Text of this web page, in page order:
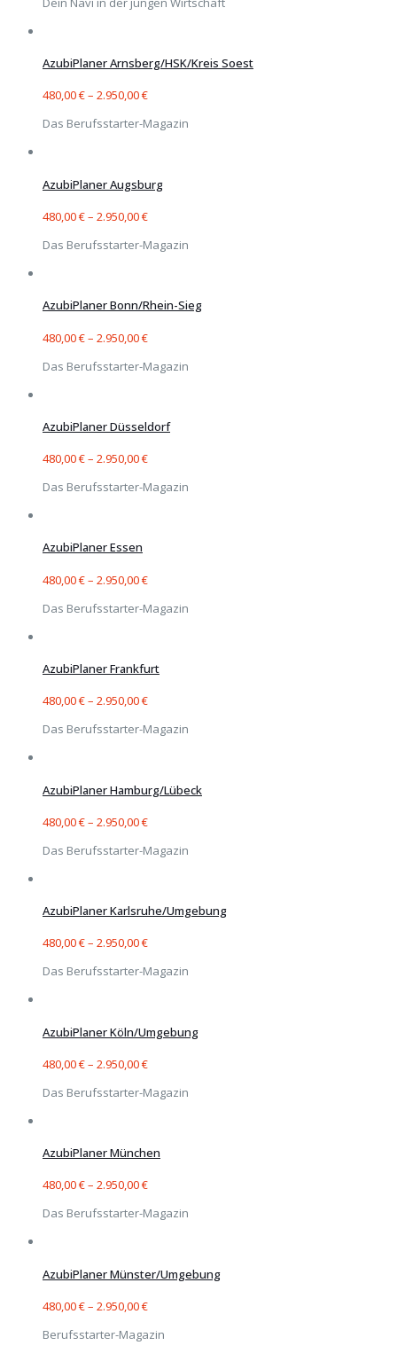
AzubiPlaner Arnsberg/HSK/Kreis Soest
480,00€– 2.950,00€
Das Berufsstarter-Magazin
AzubiPlaner Augsburg
480,00€– 2.950,00€
Das Berufsstarter-Magazin
AzubiPlaner Bonn/Rhein-Sieg
480,00€– 2.950,00€
Das Berufsstarter-Magazin
AzubiPlaner Düsseldorf
480,00€– 2.950,00€
Das Berufsstarter-Magazin
AzubiPlaner Essen
480,00€– 2.950,00€
Das Berufsstarter-Magazin
AzubiPlaner Frankfurt
480,00€– 2.950,00€
Das Berufsstarter-Magazin
AzubiPlaner Hamburg/Lübeck
480,00€– 2.950,00€
Das Berufsstarter-Magazin
AzubiPlaner Karlsruhe/Umgebung
480,00€– 2.950,00€
Das Berufsstarter-Magazin
AzubiPlaner Köln/Umgebung
480,00€– 2.950,00€
Das Berufsstarter-Magazin
AzubiPlaner München
480,00€– 2.950,00€
Das Berufsstarter-Magazin
AzubiPlaner Münster/Umgebung
480,00€– 2.950,00€
Berufsstarter-Magazin